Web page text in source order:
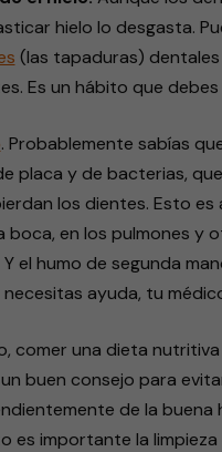
hielo lo desgasta.
(las tapaduras)
Es un hábito que
. Probablemente sabías
placa y de bacterias,
los dientes. Esto
boca, en los pulmones y
el humo de segunda
necesitas ayuda, tu
comer una dieta
buen consejo para
de la buena
es importante la